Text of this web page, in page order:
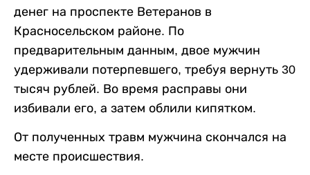
денег на проспекте Ветеранов в
Красносельском районе. По
предварительным данным, двое мужчин
удерживали потерпевшего, требуя вернуть 30
тысяч рублей. Во время расправы они
избивали его, а затем облили кипятком.
От полученных травм мужчина скончался на
месте происшествия.